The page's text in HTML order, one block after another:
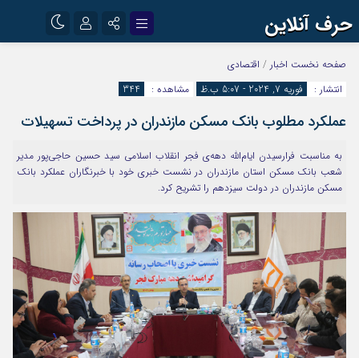
حرف آنلاین
اینستاگرام
آپارات
رمز عبور
مرا به خاطر بسپار
صفحه نخست اخبار / اقتصادی
انتشار :
فوریه 7, 2024 - 5:07 ب.ظ مشاهده : 344
عملکرد مطلوب بانک مسکن مازندران در پرداخت تسهیلات
به مناسبت فرارسیدن ایام‌الله دهه‌ی فجر انقلاب اسلامی سید حسین حاجی‌پور مدیر
شعب بانک مسکن استان مازندران در نشست خبری خود با خبرنگاران عملکرد بانک
مسکن مازندران در دولت سیزدهم را تشریح کرد.